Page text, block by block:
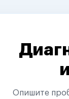
Опишите